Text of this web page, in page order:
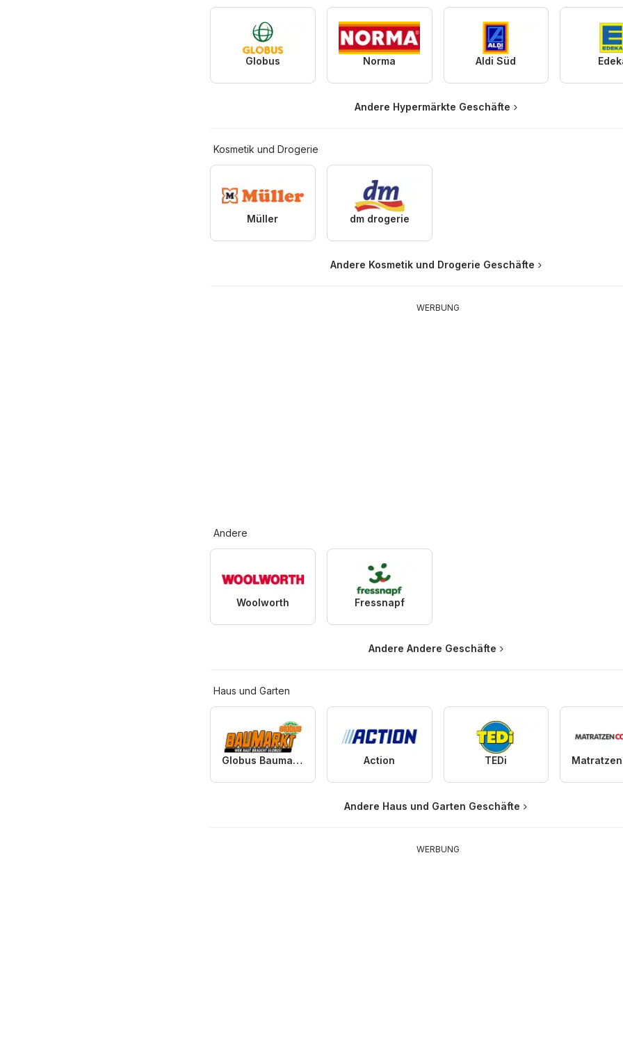
Globus Norma Aldi Süd
Andere Hypermärkte Geschäfte
Kosmetik und Drogerie
Müller dm drogerie
Andere Kosmetik und Drogerie Geschäfte
WERBUNG
Andere
Woolworth Fressnapf
Andere Andere Geschäfte
Haus und Garten
Globus Baumarkt Action TEDi
Andere Haus und Garten Geschäfte
WERBUNG